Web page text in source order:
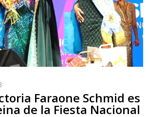
Faraone Schmid es
de la Fiesta Nacional